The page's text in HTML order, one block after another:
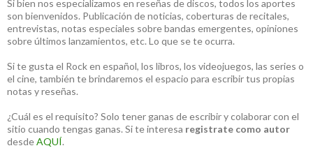
Si bien nos especializamos en reseñas de discos, todos los aportes
son bienvenidos. Publicación de noticias, coberturas de recitales,
entrevistas, notas especiales sobre bandas emergentes, opiniones
sobre últimos lanzamientos, etc. Lo que se te ocurra.
Si te gusta el Rock en español, los libros, los videojuegos, las series o
el cine, también te brindaremos el espacio para escribir tus propias
notas y reseñas.
¿Cuál es el requisito? Solo tener ganas de escribir y colaborar con el
sitio cuando tengas ganas. Si te interesa registrate como autor
desdeAQUÍ.